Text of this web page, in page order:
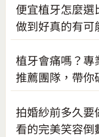
便宜植牙怎麼選
做到好真的有可
植牙會痛嗎？專
推薦團隊，帶你
拍婚紗前多久
看的完美笑容倒